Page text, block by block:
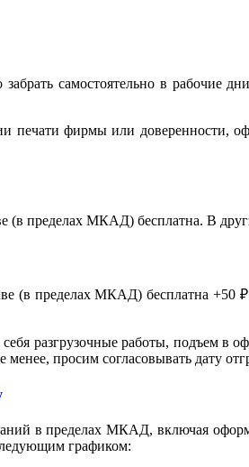
самостоятельно в рабочие
печати фирмы или доверенности,
(в пределах МКАД) бесплатна. В
(в пределах МКАД) бесплатна
разгрузочные работы, подъем в
менее, просим согласовывать дату
в пределах МКАД, включая
графиком: